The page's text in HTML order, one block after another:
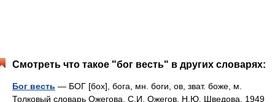
Смотреть что такое "бог весть" в других словарях:
Бог весть — БОГ [бох], бога, мн. боги, ов, зват. боже, м.
Толковый словарь Ожегова. С.И. Ожегов, Н.Ю. Шведова. 1949